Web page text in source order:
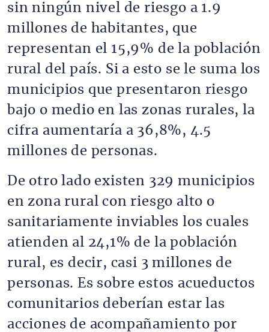
sin ningún nivel de riesgo a 1.9
millones de habitantes, que
representan el 15,9% de la población
rural del país. Si a esto se le suma los
municipios que presentaron riesgo
bajo o medio en las zonas rurales, la
cifra aumentaría a 36,8%, 4.5
millones de personas.
De otro lado existen 329 municipios
en zona rural con riesgo alto o
sanitariamente inviables los cuales
atienden al 24,1% de la población
rural, es decir, casi 3 millones de
personas. Es sobre estos acueductos
comunitarios deberían estar las
acciones de acompañamiento por